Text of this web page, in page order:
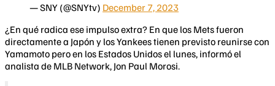
— SNY (@SNYtv) December 7, 2023
¿En qué radica ese impulso extra? En que los Mets fueron
directamente a Japón y los Yankees tienen previsto reunirse con
Yamamoto pero en los Estados Unidos el lunes, informó el
analista de MLB Network, Jon Paul Morosi.